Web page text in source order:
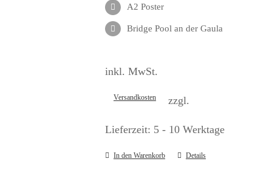
A2 Poster
Bridge Pool an der Gaula
inkl. MwSt.
zzgl.
Versandkosten
Lieferzeit: 5 - 10 Werktage
In den Warenkorb Details